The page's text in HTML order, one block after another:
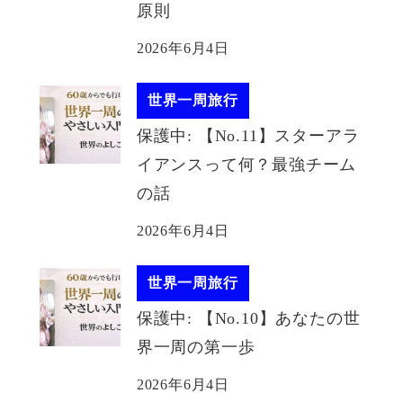
原則
2026年6月4日
世界一周旅行
保護中: 【No.11】スターアラ
イアンスって何？最強チーム
の話
2026年6月4日
世界一周旅行
保護中: 【No.10】あなたの世
界一周の第一歩
2026年6月4日